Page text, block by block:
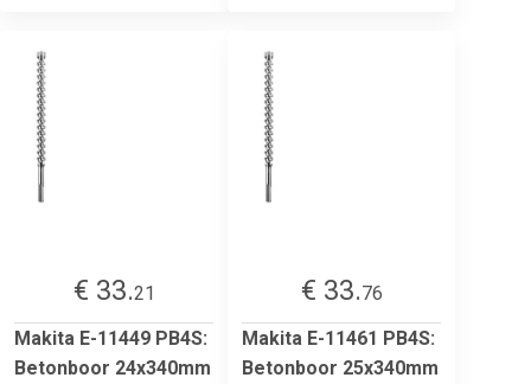
€ 33.21
Makita E-11449 PB4S:
Betonboor 24x340mm
€ 33.76
Makita E-11461 PB4S:
Betonboor 25x340mm